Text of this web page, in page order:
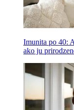
Imunita po 40:
ako ju